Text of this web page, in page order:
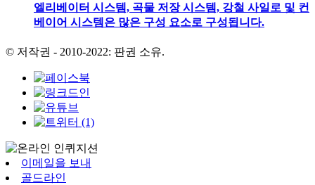
엘리베이터 시스템, 곡물 저장 시스템, 강철 사일로 및 컨
베이어 시스템은 많은 구성 요소로 구성됩니다.
© 저작권 - 2010-2022: 판권 소유.
이메일을 보내
골드라인